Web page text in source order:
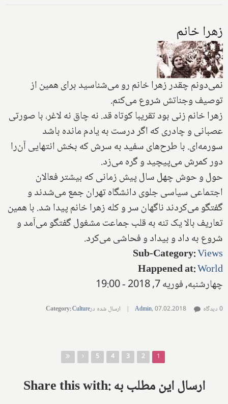
زهرا خانم
نمى‌دونم چقدر زهرا خانم رو مى‌شناسيد براى همين از
توصيف وجناتش شروع مى‌كنم.
زهرا خانم زنى بود تقريبا كوتاه قد. نه چاق نه لاغر، با صورتى
عصبانى و چادرى كه اگر درست به يادم مانده باشد
سورمه‌اى. با طرح‌هاى سفيد به سرش كه بخش انتهايى آن‌را
دور كمرش مى‌پيچيد و گره مى‌زد.
حول و حوش چهل سال پيش زمانى كه بيشتر فعالان
اجتماعى سياسى جلوى دانشگاه تهران جمع مى‌شدند و
گفتگو مى‌كردند ناگهان سر و كله زهرا خانم پيدا شد. با همين
تعاريف بالا يک تنه به قلب جماعت مشغول گفتگو مى‌آمد و
شروع به داد و بيداد و فحاشى مى‌كرد.
Sub-Category:Views
Happened at:World
چهارشنبه, فوریه 7, 2018 - 19:00
Admin,07.02.2018
| ارسال شده در Category:Culture 0 دیدگاه
صفحه‌ها1
2
3
4
5
Share this with: ارسال این مطلب به